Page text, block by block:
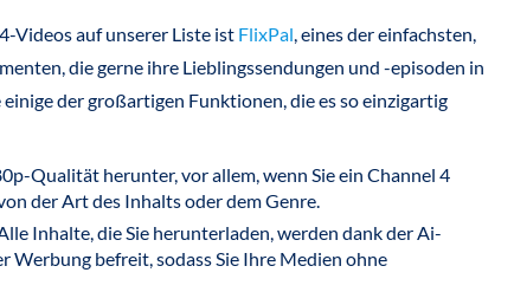
Videos auf unserer Liste ist FlixPal, eines der einfachsten,
die gerne ihre Lieblingssendungen und -episoden in
der großartigen Funktionen, die es so einzigartig
Qualität herunter, vor allem, wenn Sie ein Channel 4
der Art des Inhalts oder dem Genre.
Inhalte, die Sie herunterladen, werden dank der Ai-
Werbung befreit, sodass Sie Ihre Medien ohne